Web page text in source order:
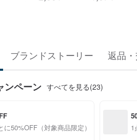
ブランドストーリー 返品
ンペーン すべてを見る(23)
に50%OFF（対象商品限定）
1